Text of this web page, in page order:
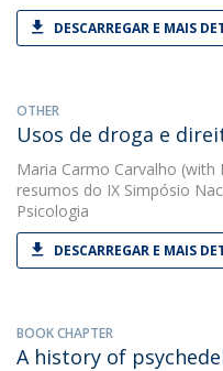
DESCARREGAR E MAIS
OTHER
Usos de droga e
Maria Carmo Carvalho (with
resumos do IX Simpósio
Psicologia
DESCARREGAR E MAIS
BOOK CHAPTER
A history of